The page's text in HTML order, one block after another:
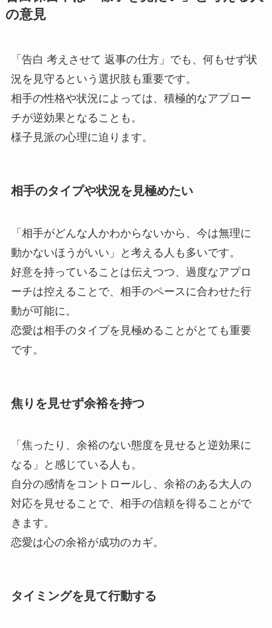
の意見
「告白 考えさせて 返事の仕方」でも、何もせず状
況を見守るという選択肢も重要です。
相手の性格や状況によっては、積極的なアプロー
チが逆効果となることも。
様子見派の心理に迫ります。
相手のタイプや状況を見極めたい
「相手がどんな人かわからないから、今は無理に
動かないほうがいい」と考える人も多いです。
好意を持っていることは伝えつつ、過度なアプロ
ーチは控えることで、相手のペースに合わせた行
動が可能に。
恋愛は相手のタイプを見極めることがとても重要
です。
焦りを見せず余裕を持つ
「焦ったり、余裕のない態度を見せると逆効果に
なる」と感じている人も。
自分の感情をコントロールし、余裕のある大人の
対応を見せることで、相手の信頼を得ることがで
きます。
恋愛は心の余裕が成功のカギ。
タイミングを見て行動する